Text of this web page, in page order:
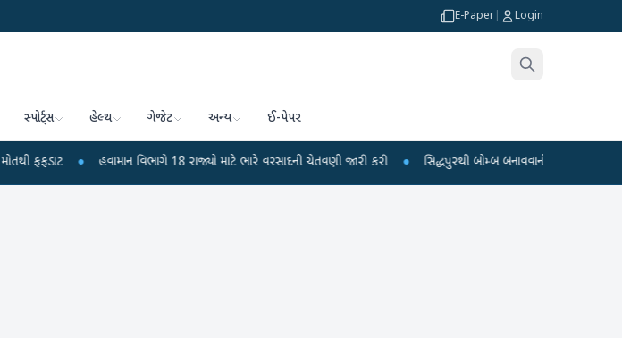
E-Paper Login
સ્પોર્ટ્સ હેલ્થ ગેજેટ અન્ય ઈ-પેપર
હવામાન વિભાગે 18 રાજ્યો માટે ભારે વરસાદની ચેતવણી જારી કરી ● સિદ્ધપુરથી બોમ્બ બનાવવાની સામગ્રી સાથે જૈશના 5 શંકાસ્પદ